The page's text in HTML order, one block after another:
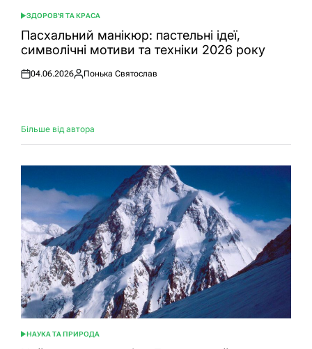
ОПУБЛІКУВАТИ
У
ЗДОРОВ'Я ТА КРАСА
Пасхальний манікюр: пастельні ідеї,
символічні мотиви та техніки 2026 року
Оприлюднено
04.06.2026
Опубліковано
Понька Святослав
Більше від автора
ОПУБЛІКУВАТИ
НАУКА ТА ПРИРОДА